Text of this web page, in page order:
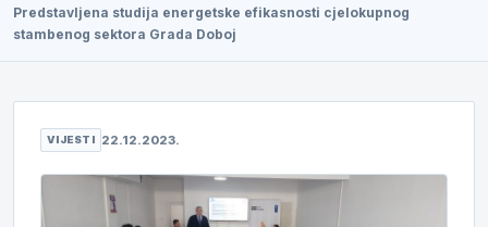
Predstavljena studija energetske efikasnosti cjelokupnog
stambenog sektora Grada Doboj
VIJESTI 22.12.2023.